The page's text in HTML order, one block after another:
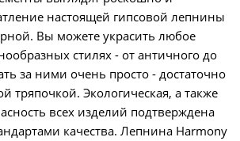
настоящей гипсовой лепнины
Вы можете украсить любое
стилях - от античного до
за ними очень просто - достаточно
тряпочкой. Экологическая, а также
всех изделий подтверждена
качества. Лепнина Harmony